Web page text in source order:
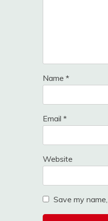
Name *
Email *
Website
Save my